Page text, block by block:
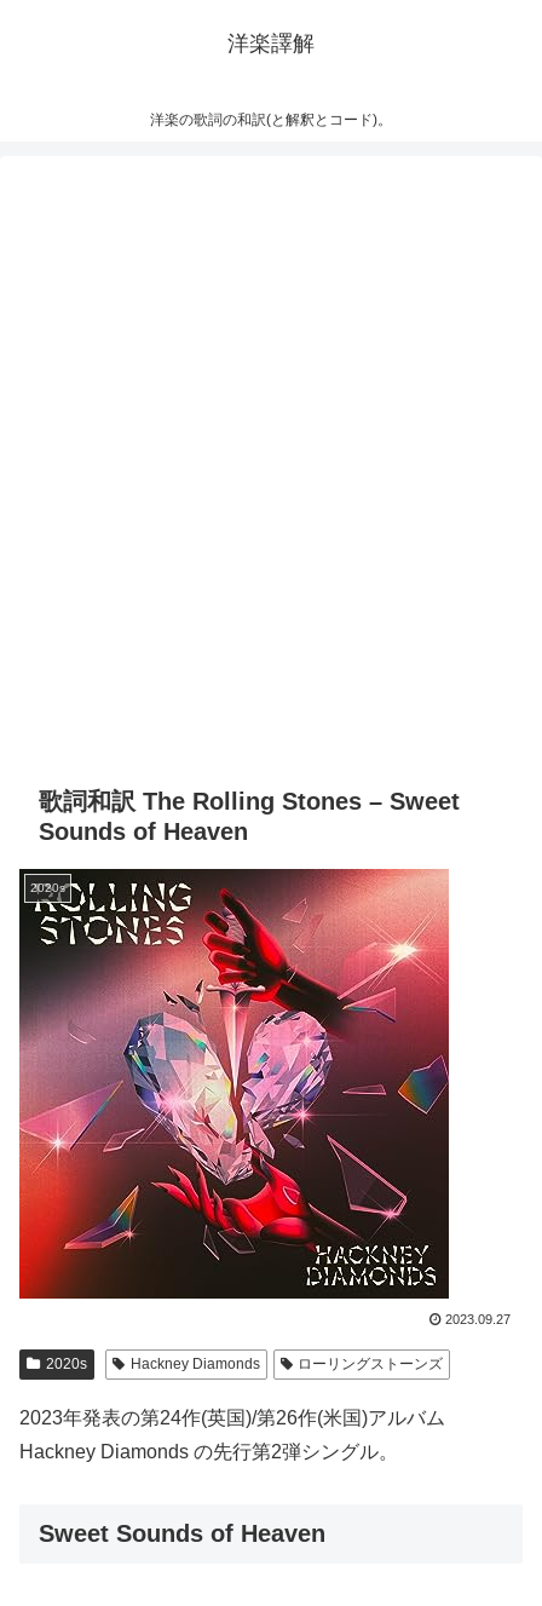
洋楽譯解
洋楽の歌詞の和訳(と解釈とコード)。
歌詞和訳 The Rolling Stones – Sweet
Sounds of Heaven
2020s
2023.09.27
2020s Hackney Diamonds ローリングストーンズ
2023年発表の第24作(英国)/第26作(米国)アルバム
Hackney Diamonds の先行第2弾シングル。
Sweet Sounds of Heaven